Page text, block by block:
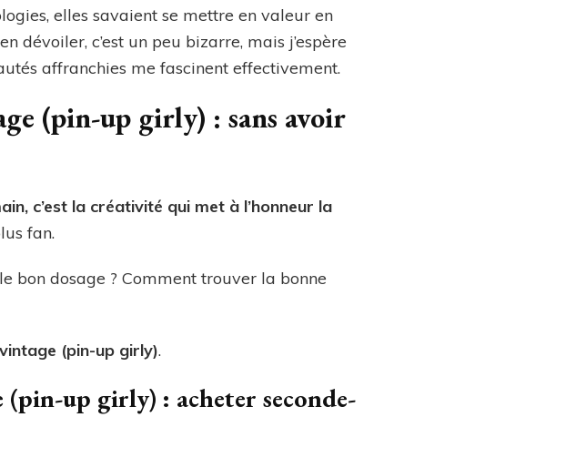
elles savaient se mettre en valeur en
dévoiler, c’est un peu bizarre, mais j’espère
affranchies me fascinent effectivement.
(pin-up girly) : sans avoir
c’est la créativité qui met à l’honneur la
fan.
bon dosage ? Comment trouver la bonne
(pin-up girly).
up girly) : acheter seconde-